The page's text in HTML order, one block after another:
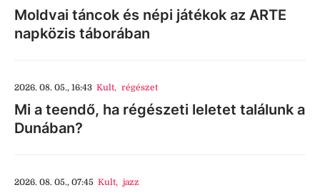
Moldvai táncok és népi játékok az ARTE
napközis táborában
2026. 08. 05., 16:43 Kult, régészet
Mi a teendő, ha régészeti leletet találunk a
Dunában?
2026. 08. 05., 07:45 Kult, jazz